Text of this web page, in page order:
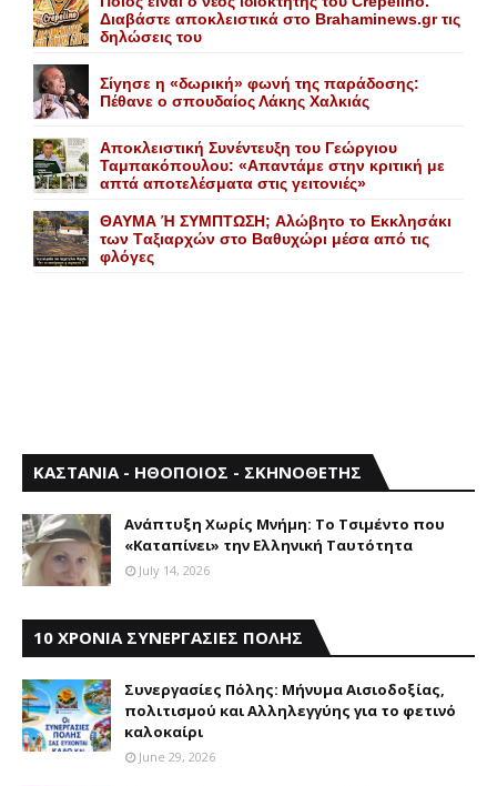
Διαβάστε αποκλειστικά στο Brahaminews.gr τις
δηλώσεις του
Σίγησε η «δωρική» φωνή της παράδοσης:
Πέθανε o σπουδαίος Λάκης Xαλκιάς
Αποκλειστική Συνέντευξη του Γεώργιου
Ταμπακόπουλου: «Απαντάμε στην κριτική με
απτά αποτελέσματα στις γειτονιές»
ΘΑΥΜΑ Ή ΣΥΜΠΤΩΣΗ; Aλώβητο το Eκκλησάκι
των Tαξιαρχών στο Bαθυχώρι μέσα από τις
φλόγες
ΚΑΣΤΑΝΙΑ - ΗΘΟΠΟΙΟΣ - ΣΚΗΝΟΘΕΤΗΣ
Aνάπτυξη Xωρίς Mνήμη: Το Τσιμέντο που
«Καταπίνει» την Ελληνική Ταυτότητα
July 14, 2026
10 ΧΡΟΝΙΑ ΣΥΝΕΡΓΑΣΙΕΣ ΠΟΛΗΣ
Συνεργασίες Πόλης: Mήνυμα Aισιοδοξίας,
πολιτισμού και Aλληλεγγύης για το φετινό
καλοκαίρι
June 29, 2026